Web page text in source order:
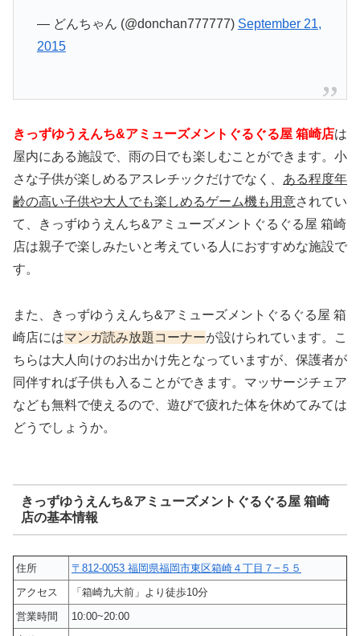
— どんちゃん (@donchan777777) September 21,
2015
きっずゆうえんち&アミューズメントぐるぐる屋 箱崎店は
屋内にある施設で、雨の日でも楽しむことができます。小
さな子供が楽しめるアスレチックだけでなく、 ある程度年
齢の高い子供や大人でも楽しめるゲーム機も用意されてい
て、きっずゆうえんち&アミューズメントぐるぐる屋 箱崎
店は親子で楽しみたいと考えている人におすすめな施設で
す。
また、きっずゆうえんち&アミューズメントぐるぐる屋 箱
崎店にはマンガ読み放題コーナーが設けられています。こ
ちらは大人向けのお出かけ先となっていますが、保護者が
同伴すれば子供も入ることができます。マッサージチェア
なども無料で使えるので、遊びで疲れた体を休めてみては
どうでしょうか。
きっずゆうえんち&アミューズメントぐるぐる屋 箱崎
店の基本情報
住所
〒812-0053 福岡県福岡市東区箱崎４丁目７−５５
アクセス
「箱崎九大前」より徒歩10分
営業時間
10:00~20:00